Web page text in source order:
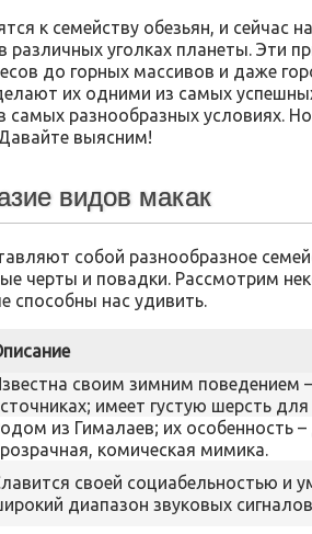
к семейству обезьян, и сейчас
различных уголках планеты. Эти
до горных массивов и даже
их одними из самых
самых разнообразных условиях.
выясним!
видов макак
собой разнообразное
черты и повадки. Рассмотрим
способны нас удивить.
своим зимним поведением
имеет густую шерсть
из Гималаев; их особенность
комическая мимика.
своей социабельностью и
диапазон звуковых